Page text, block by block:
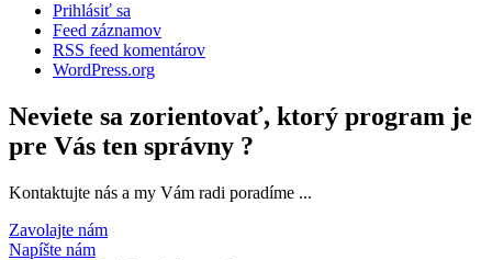
Prihlásiť sa
Feed záznamov
RSS feed komentárov
WordPress.org
Neviete sa zorientovať, ktorý program je
pre Vás ten správny ?
Kontaktujte nás a my Vám radi poradíme ...
Zavolajte nám
Napíšte nám